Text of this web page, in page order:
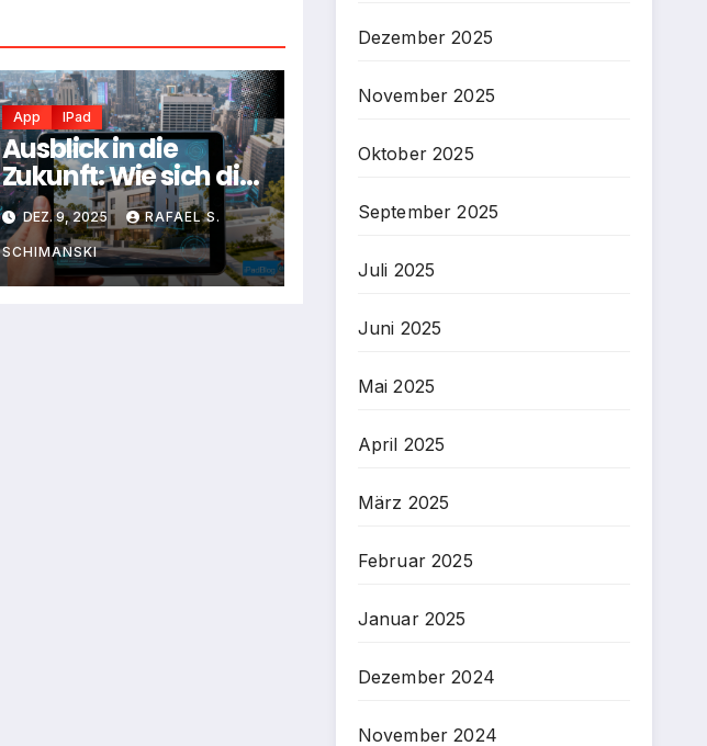
App IPad
Ausblick in die
Zukunft: Wie sich die
Immobiliensuche
mit dem iPad
wirklich entwickelt
hat
DEZ. 9, 2025 RAFAEL S.
SCHIMANSKI
Dezember 2025
November 2025
Oktober 2025
September 2025
Juli 2025
Juni 2025
Mai 2025
April 2025
März 2025
Februar 2025
Januar 2025
Dezember 2024
November 2024